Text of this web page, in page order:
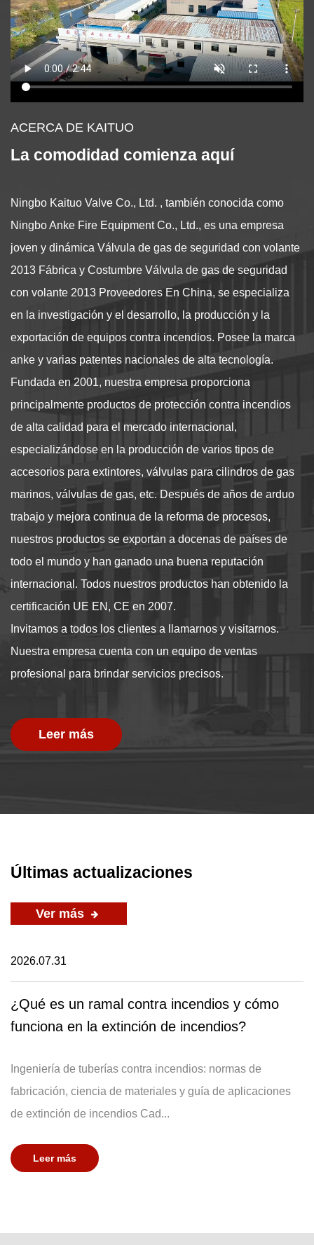
ACERCA DE KAITUO
La comodidad comienza aquí
Ningbo Kaituo Valve Co., Ltd. , también conocida como
Ningbo Anke Fire Equipment Co., Ltd., es una empresa
joven y dinámica Válvula de gas de seguridad con volante
2013 Fábrica y Costumbre Válvula de gas de seguridad
con volante 2013 Proveedores En China, se especializa
en la investigación y el desarrollo, la producción y la
exportación de equipos contra incendios. Posee la marca
anke y varias patentes nacionales de alta tecnología.
Fundada en 2001, nuestra empresa proporciona
principalmente productos de protección contra incendios
de alta calidad para el mercado internacional,
especializándose en la producción de varios tipos de
accesorios para extintores, válvulas para cilindros de gas
marinos, válvulas de gas, etc. Después de años de arduo
trabajo y mejora continua de la reforma de procesos,
nuestros productos se exportan a docenas de países de
todo el mundo y han ganado una buena reputación
internacional. Todos nuestros productos han obtenido la
certificación UE EN, CE en 2007.
Invitamos a todos los clientes a llamarnos y visitarnos.
Nuestra empresa cuenta con un equipo de ventas
profesional para brindar servicios precisos.
Leer más
Últimas actualizaciones
Ver más
2026.07.31
¿Qué es un ramal contra incendios y cómo
funciona en la extinción de incendios?
Ingeniería de tuberías contra incendios: normas de
fabricación, ciencia de materiales y guía de aplicaciones
de extinción de incendios Cad...
Leer más